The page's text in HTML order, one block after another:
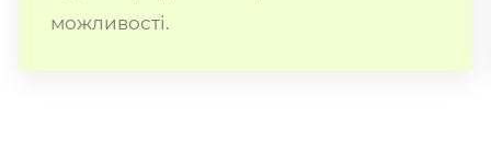
можливості.